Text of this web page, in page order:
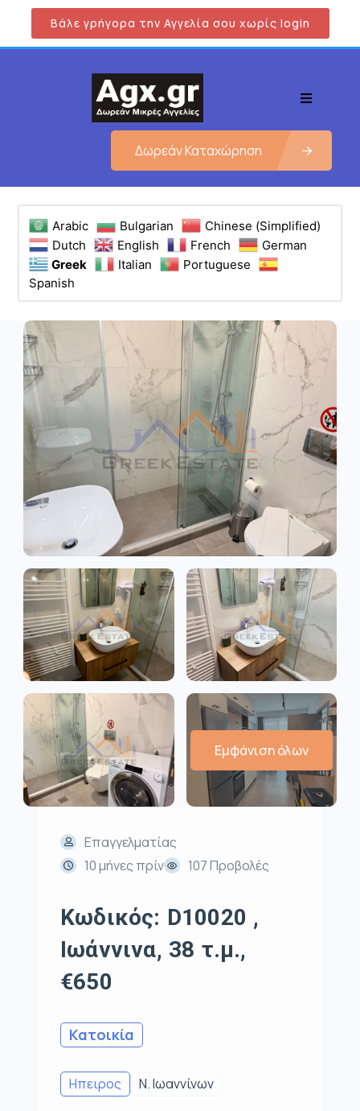
Βάλε γρήγορα την Αγγελία σου χωρίς login
Δωρεάν Καταχώρηση
Arabic Bulgarian
Chinese (Simplified)
Dutch
English French
German
Greek
Italian
Portuguese
Spanish
Εμφάνιση όλων
Επαγγελματίας
10 μήνες πρίν
107 Προβολές
Κωδικός: D10020 ,
Ιωάννινα, 38 τ.μ.,
€650
Κατοικία
Ηπειρος Ν. Ιωαννίνων